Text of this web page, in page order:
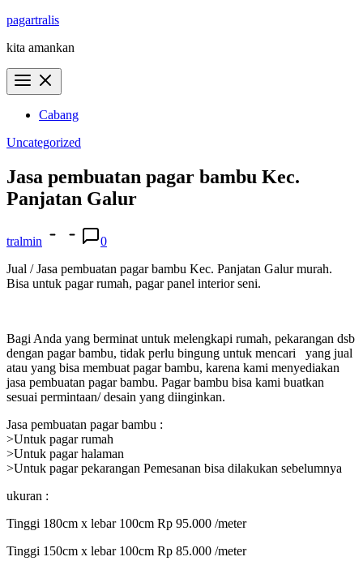
Skip
content
pagartralis
kita amankan
Cabang
Uncategorized
Jasa pembuatan pagar bambu Kec.
Panjatan Galur
tralmin
0
Jual / Jasa pembuatan pagar bambu Kec. Panjatan Galur murah.
Bisa untuk pagar rumah, pagar panel interior seni.
Bagi Anda yang berminat untuk melengkapi rumah, pekarangan dsb
dengan pagar bambu, tidak perlu bingung untuk mencari yang jual
atau yang bisa membuat pagar bambu, karena kami menyediakan
jasa pembuatan pagar bambu. Pagar bambu bisa kami buatkan
sesuai permintaan/ desain yang diinginkan.
Jasa pembuatan pagar bambu :
>Untuk pagar rumah
>Untuk pagar halaman
>Untuk pagar pekarangan Pemesanan bisa dilakukan sebelumnya
ukuran :
Tinggi 180cm x lebar 100cm Rp 95.000 /meter
Tinggi 150cm x lebar 100cm Rp 85.000 /meter